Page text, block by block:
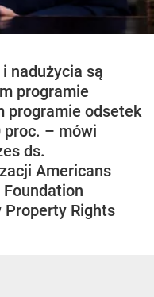
nadużycia są
programie
programie odsetek
proc. – mówi
ds.
Americans
Rights